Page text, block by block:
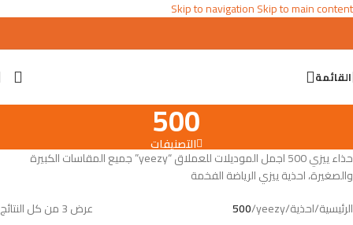
Skip to navigationSkip to main content
القائمة
500
التصنيفات
حذاء ييزي 500 اجمل الموديلات للعملاق “yeezy” جميع المقاسات الكبيرة
والصغيرة، احذية ييزي الرياضة الفخمة
الرئيسية/احذية/
yeezy
/
500
عرض ⁦3⁩ من كل النتائج